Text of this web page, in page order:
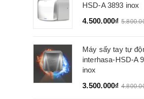
HSD-A 3893 inox
4.500.000₫
Máy sấy tay tự
interhasa-HSD-A
inox
3.500.000₫